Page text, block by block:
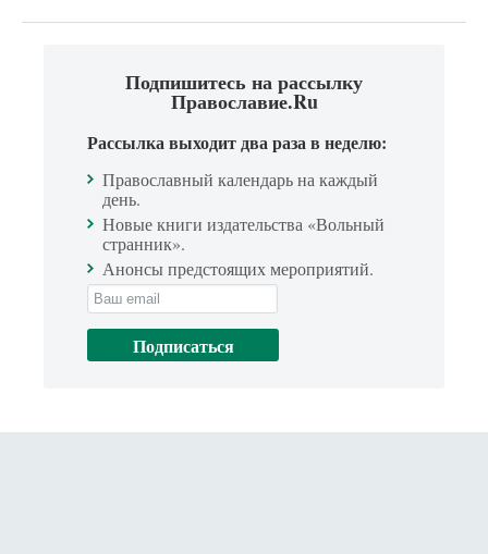
Подпишитесь на рассылку
Православие.Ru
Рассылка выходит два раза в неделю:
Православный календарь на каждый
день.
Новые книги издательства «Вольный
странник».
Анонсы предстоящих мероприятий.